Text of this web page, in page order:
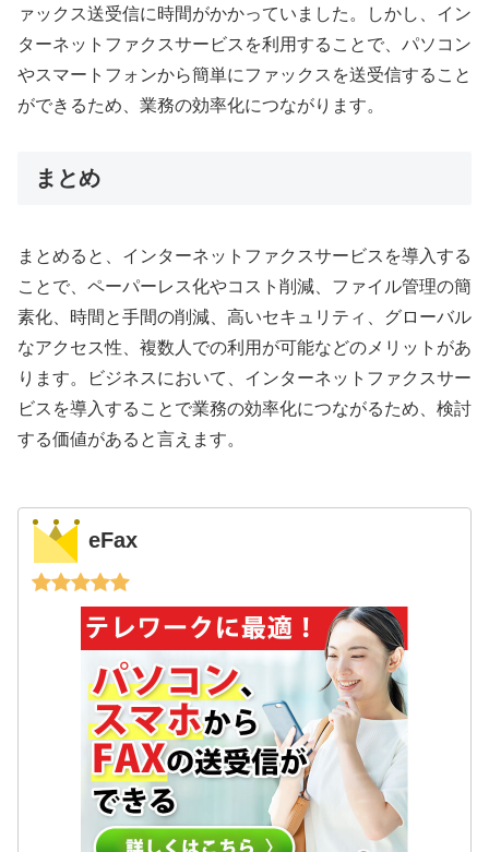
ァックス送受信に時間がかかっていました。しかし、イン
ターネットファクスサービスを利用することで、パソコン
やスマートフォンから簡単にファックスを送受信すること
ができるため、業務の効率化につながります。
まとめ
まとめると、インターネットファクスサービスを導入する
ことで、ペーパーレス化やコスト削減、ファイル管理の簡
素化、時間と手間の削減、高いセキュリティ、グローバル
なアクセス性、複数人での利用が可能などのメリットがあ
ります。ビジネスにおいて、インターネットファクスサー
ビスを導入することで業務の効率化につながるため、検討
する価値があると言えます。
eFax